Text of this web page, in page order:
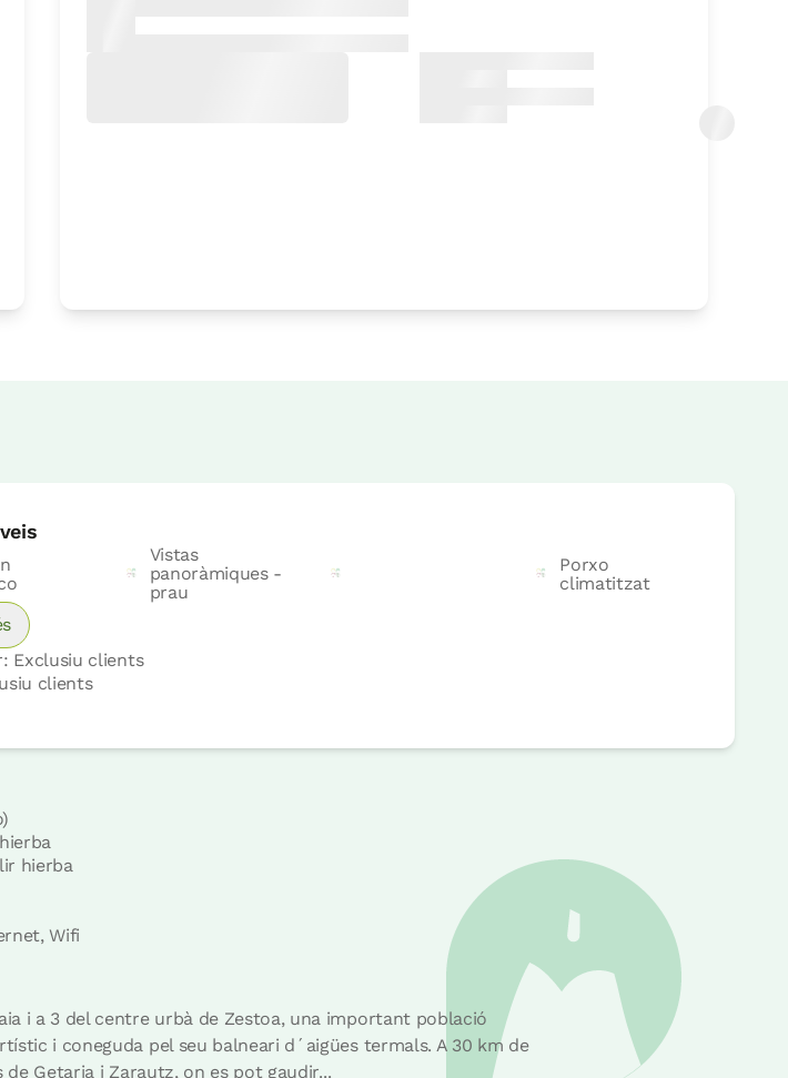
ara
ara
Vistas
panoràmiques -
prau
Porxo
climatitzat
Exclusiu clients
clients
hierba
Wifi
i a 3 del centre urbà de Zestoa, una important població
i coneguda pel seu balneari d´aigües termals. A 30 km de
Getaria i Zarautz, on es pot gaudir...